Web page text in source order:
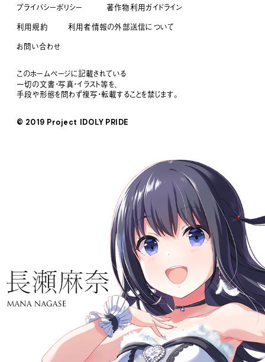
プライバシーポリシー
著作物利用ガイドライン
利用規約
利用者情報の外部送信について
お問い合わせ
このホームページに記載されている
一切の文書・写真・イラスト等を、
手段や形態を問わず複写・転載することを禁じます。
© 2019 Project IDOLY PRIDE